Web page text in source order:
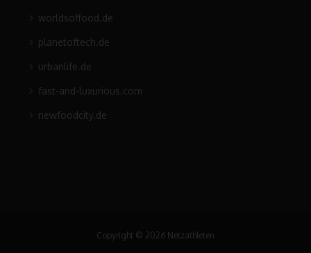
worldsoffood.de
planetoftech.de
urbanlife.de
fast-and-luxurious.com
newfoodcity.de
Copyright © 2026 Netzathleten